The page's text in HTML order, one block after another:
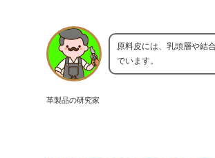
革製品の研究家
原料皮には、乳頭層や結
でいます。